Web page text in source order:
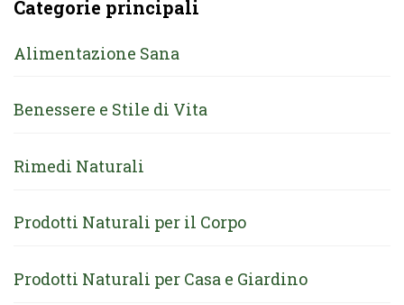
Categorie principali
Alimentazione Sana
Benessere e Stile di Vita
Rimedi Naturali
Prodotti Naturali per il Corpo
Prodotti Naturali per Casa e Giardino